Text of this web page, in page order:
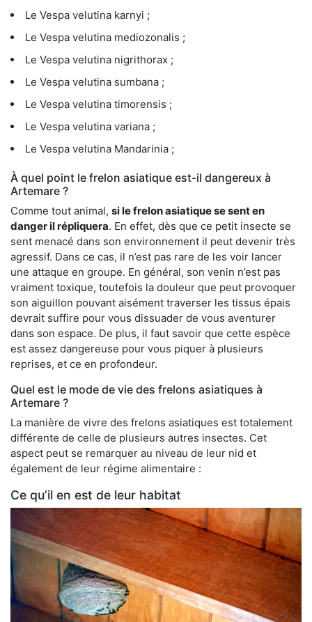
Le Vespa velutina karnyi ;
Le Vespa velutina mediozonalis ;
Le Vespa velutina nigrithorax ;
Le Vespa velutina sumbana ;
Le Vespa velutina timorensis ;
Le Vespa velutina variana ;
Le Vespa velutina Mandarinia ;
À quel point le frelon asiatique est-il dangereux à
Artemare ?
Comme tout animal, si le frelon asiatique se sent en
danger il répliquera. En effet, dès que ce petit insecte se
sent menacé dans son environnement il peut devenir très
agressif. Dans ce cas, il n’est pas rare de les voir lancer
une attaque en groupe. En général, son venin n’est pas
vraiment toxique, toutefois la douleur que peut provoquer
son aiguillon pouvant aisément traverser les tissus épais
devrait suffire pour vous dissuader de vous aventurer
dans son espace. De plus, il faut savoir que cette espèce
est assez dangereuse pour vous piquer à plusieurs
reprises, et ce en profondeur.
Quel est le mode de vie des frelons asiatiques à
Artemare ?
La manière de vivre des frelons asiatiques est totalement
différente de celle de plusieurs autres insectes. Cet
aspect peut se remarquer au niveau de leur nid et
également de leur régime alimentaire :
Ce qu’il en est de leur habitat